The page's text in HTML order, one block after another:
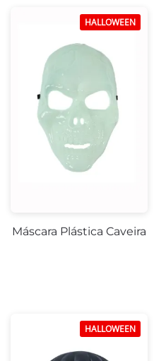
HALLOWEEN
Máscara Plástica Caveira
HALLOWEEN